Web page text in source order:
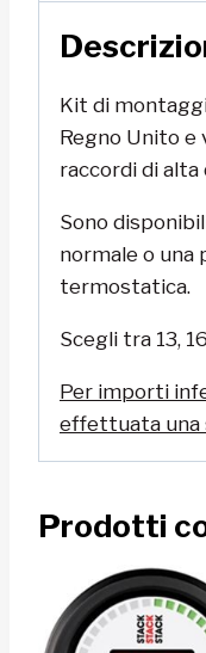
Kit di
Regno Unito
raccordi di
Sono
normale o una
termostatica.
Scegli tra 13,
Per importi
effettuata una
Prodotti